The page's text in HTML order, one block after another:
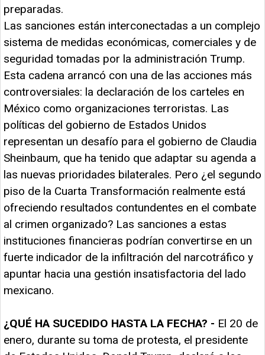
preparadas.
Las sanciones están interconectadas a un complejo
sistema de medidas económicas, comerciales y de
seguridad tomadas por la administración Trump.
Esta cadena arrancó con una de las acciones más
controversiales: la declaración de los carteles en
México como organizaciones terroristas. Las
políticas del gobierno de Estados Unidos
representan un desafío para el gobierno de Claudia
Sheinbaum, que ha tenido que adaptar su agenda a
las nuevas prioridades bilaterales. Pero ¿el segundo
piso de la Cuarta Transformación realmente está
ofreciendo resultados contundentes en el combate
al crimen organizado? Las sanciones a estas
instituciones financieras podrían convertirse en un
fuerte indicador de la infiltración del narcotráfico y
apuntar hacia una gestión insatisfactoria del lado
mexicano.
¿QUÉ HA SUCEDIDO HASTA LA FECHA? - El 20 de
enero, durante su toma de protesta, el presidente